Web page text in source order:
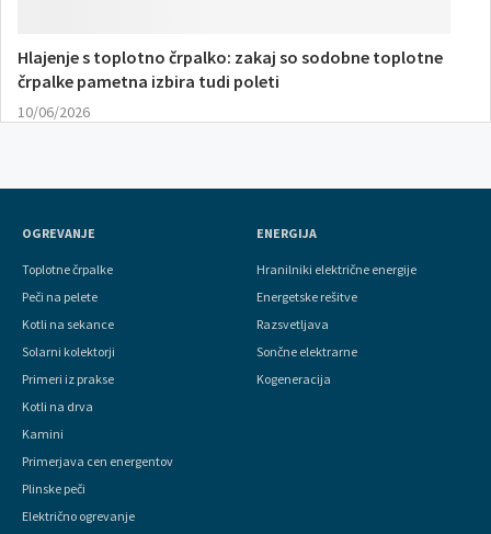
Hlajenje s toplotno črpalko: zakaj so sodobne toplotne
črpalke pametna izbira tudi poleti
10/06/2026
OGREVANJE
Toplotne črpalke
Peči na pelete
Kotli na sekance
Solarni kolektorji
Primeri iz prakse
Kotli na drva
Kamini
Primerjava cen energentov
Plinske peči
Električno ogrevanje
ENERGIJA
Hranilniki električne energije
Energetske rešitve
Razsvetljava
Sončne elektrarne
Kogeneracija